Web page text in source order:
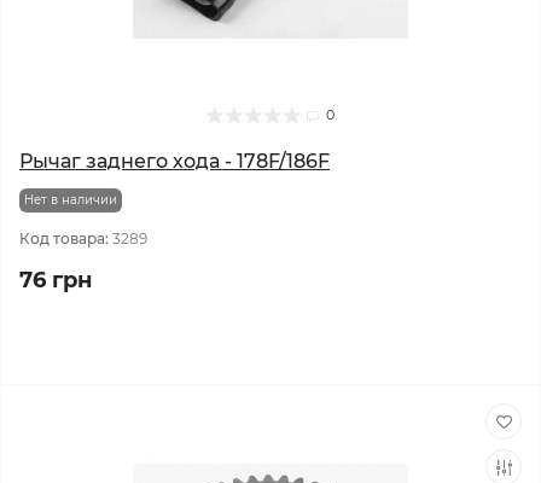
0
Рычаг заднего хода - 178F/186F
Нет в наличии
Код товара: 3289
76 грн